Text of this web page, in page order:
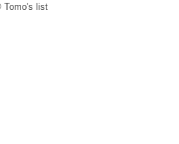
Tomo's list